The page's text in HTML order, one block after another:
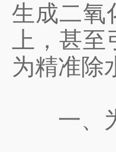
生成二氧
上，甚
为精准除
一、为